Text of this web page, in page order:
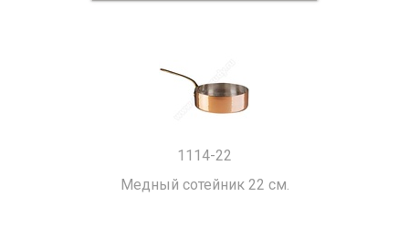
1114-22
Медный сотейник 22 см.